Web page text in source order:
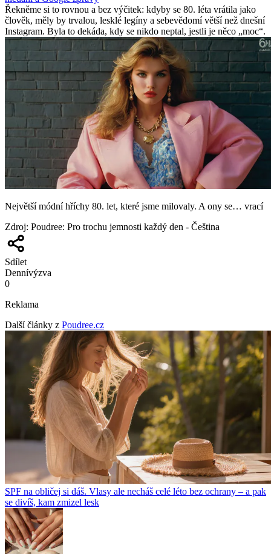
Řekněme si to rovnou a bez výčitek: kdyby se 80. léta vrátila jako
člověk, měly by trvalou, lesklé legíny a sebevědomí větší než dnešní
Instagram. Byla to dekáda, kdy se nikdo neptal, jestli je něco „moc“.
Největší módní hříchy 80. let, které jsme milovaly. A ony se… vrací
Zdroj: Poudree: Pro trochu jemnosti každý den - Čeština
Sdílet
Dennívýzva
0
Reklama
Další články z Poudree.cz
SPF na obličej si dáš. Vlasy ale necháš celé léto bez ochrany – a pak
se divíš, kam zmizel lesk